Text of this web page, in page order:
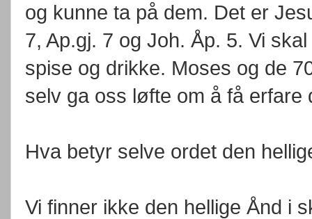
og kunne ta på dem. Det er
7, Ap.gj. 7 og Joh. Åp. 5. Vi
spise og drikke. Moses og de
selv ga oss løfte om å få erfare
Hva betyr selve ordet den
Vi finner ikke den hellige Ånd i